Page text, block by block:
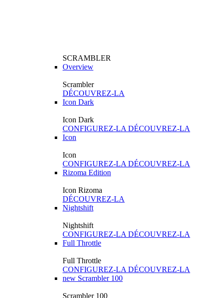
SCRAMBLER
Overview
Scrambler
DÉCOUVREZ-LA
Icon Dark
Icon Dark
CONFIGUREZ-LA DÉCOUVREZ-LA
Icon
Icon
CONFIGUREZ-LA DÉCOUVREZ-LA
Rizoma Edition
Icon Rizoma
DÉCOUVREZ-LA
Nightshift
Nightshift
CONFIGUREZ-LA DÉCOUVREZ-LA
Full Throttle
Full Throttle
CONFIGUREZ-LA DÉCOUVREZ-LA
new Scrambler 100
Scrambler 100